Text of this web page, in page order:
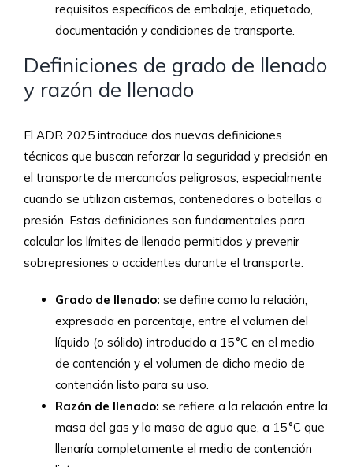
requisitos específicos de embalaje, etiquetado,
documentación y condiciones de transporte.
Definiciones de grado de llenado
y razón de llenado
El ADR 2025 introduce dos nuevas definiciones
técnicas que buscan reforzar la seguridad y precisión en
el transporte de mercancías peligrosas, especialmente
cuando se utilizan cisternas, contenedores o botellas a
presión. Estas definiciones son fundamentales para
calcular los límites de llenado permitidos y prevenir
sobrepresiones o accidentes durante el transporte.
Grado de llenado: se define como la relación,
expresada en porcentaje, entre el volumen del
líquido (o sólido) introducido a 15 °C en el medio
de contención y el volumen de dicho medio de
contención listo para su uso.
Razón de llenado: se refiere a la relación entre la
masa del gas y la masa de agua que, a 15 °C que
llenaría completamente el medio de contención